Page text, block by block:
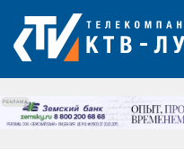
РЕКЛАМА